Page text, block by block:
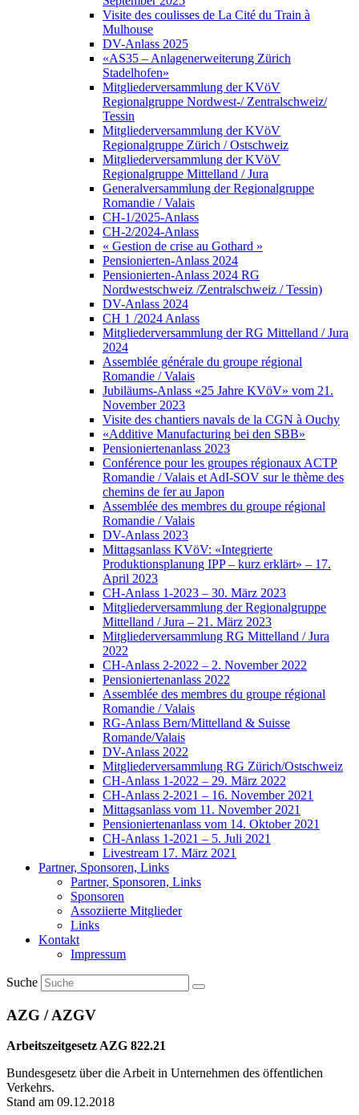
Visite des coulisses de La Cité du Train à
Mulhouse
DV-Anlass 2025
«AS35 – Anlagenerweiterung Zürich
Stadelhofen»
Mitgliederversammlung der KVöV
Regionalgruppe Nordwest-/ Zentralschweiz/
Tessin
Mitgliederversammlung der KVöV
Regionalgruppe Zürich / Ostschweiz
Mitgliederversammlung der KVöV
Regionalgruppe Mittelland / Jura
Generalversammlung der Regionalgruppe
Romandie / Valais
CH-1/2025-Anlass
CH-2/2024-Anlass
« Gestion de crise au Gothard »
Pensionierten-Anlass 2024
Pensionierten-Anlass 2024 RG
Nordwestschweiz /Zentralschweiz / Tessin)
DV-Anlass 2024
CH 1 /2024 Anlass
Mitgliederversammlung der RG Mittelland / Jura
2024
Assemblée générale du groupe régional
Romandie / Valais
Jubiläums-Anlass «25 Jahre KVöV» vom 21.
November 2023
Visite des chantiers navals de la CGN à Ouchy
«Additive Manufacturing bei den SBB»
Pensioniertenanlass 2023
Conférence pour les groupes régionaux ACTP
Romandie / Valais et AdI-SOV sur le thème des
chemins de fer au Japon
Assemblée des membres du groupe régional
Romandie / Valais
DV-Anlass 2023
Mittagsanlass KVöV: «Integrierte
Produktionsplanung IPP – kurz erklärt» – 17.
April 2023
CH-Anlass 1-2023 – 30. März 2023
Mitgliederversammlung der Regionalgruppe
Mittelland / Jura – 21. März 2023
Mitgliederversammlung RG Mittelland / Jura
2022
CH-Anlass 2-2022 – 2. November 2022
Pensioniertenanlass 2022
Assemblée des membres du groupe régional
Romandie / Valais
RG-Anlass Bern/Mittelland & Suisse
Romande/Valais
DV-Anlass 2022
Mitgliederversammlung RG Zürich/Ostschweiz
CH-Anlass 1-2022 – 29. März 2022
CH-Anlass 2-2021 – 16. November 2021
Mittagsanlass vom 11. November 2021
Pensioniertenanlass vom 14. Oktober 2021
CH-Anlass 1-2021 – 5. Juli 2021
Livestream 17. März 2021
Partner, Sponsoren, Links
Partner, Sponsoren, Links
Sponsoren
Assoziierte Mitglieder
Links
Kontakt
Impressum
Suche
AZG / AZGV
Arbeitszeitgesetz AZG 822.21
Bundesgesetz über die Arbeit in Unternehmen des öffentlichen
Verkehrs.
Stand am 09.12.2018